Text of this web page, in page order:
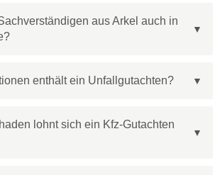
aus Arkel auch in
enthält ein Unfallgutachten?
lohnt sich ein Kfz-Gutachten